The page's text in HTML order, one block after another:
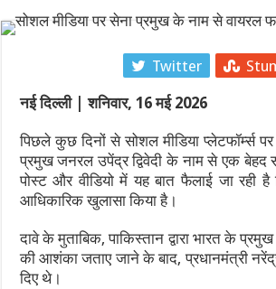
Tata Motors Sales July 2026:
भारत भाग्य विधाता OTT
छत्तीसगढ़ धर्म स्वातंत्र्य
Twitter
नई दिल्ली | शनिवार, 16 मई 2026
पिछले कुछ दिनों से सोशल मीडिया प्लेटफॉर्म्स
प्रमुख जनरल उपेंद्र द्विवेदी के नाम से एक बेहद
पोस्ट और वीडियो में यह बात फैलाई जा
आधिकारिक खुलासा किया है।
दावे के मुताबिक, पाकिस्तान द्वारा भारत के
की आशंका जताए जाने के बाद, प्रधानमंत्री
दिए थे।